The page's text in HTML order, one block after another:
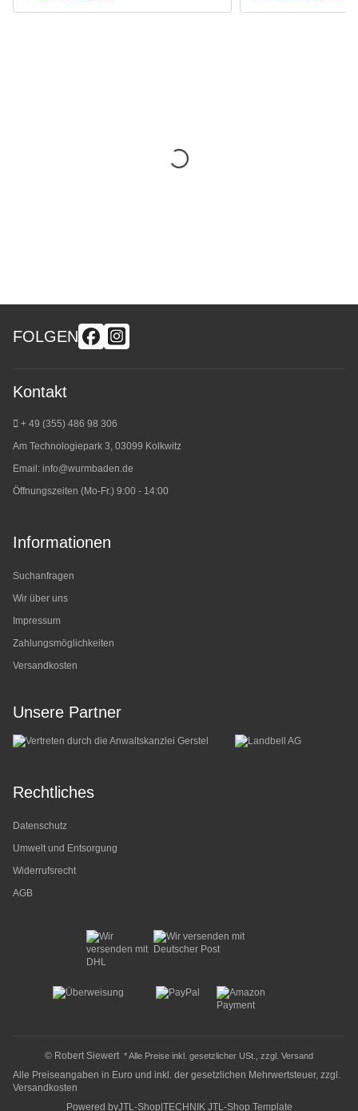
FOLGEN
Kontakt
+ 49 (355) 486 98 306
Am Technologiepark 3, 03099 Kolkwitz
Email: info@wurmbaden.de
Öffnungszeiten (Mo-Fr.) 9:00 - 14:00
Informationen
Suchanfragen
Wir über uns
Impressum
Zahlungsmöglichkeiten
Versandkosten
Unsere Partner
Rechtliches
Datenschutz
Umwelt und Entsorgung
Widerrufsrecht
AGB
© Robert Siewert* Alle Preise inkl. gesetzlicher USt., zzgl. Versand
Alle Preiseangaben in Euro und inkl. der gesetzlichen Mehrwertsteuer, zzgl.
Versandkosten
Powered byJTL-Shop TECHNIK JTL-Shop Template